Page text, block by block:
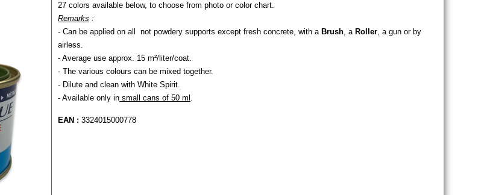
27 colors available below, to choose from photo or color chart.
Remarks :
- Can be applied on all not powdery supports except fresh concrete, with a Brush, a Roller, a gun or by
airless.
- Average use approx. 15 m²/liter/coat.
- The various colours can be mixed together.
- Dilute and clean with White Spirit.
- Available only in small cans of 50 ml .
EAN : 3324015000778